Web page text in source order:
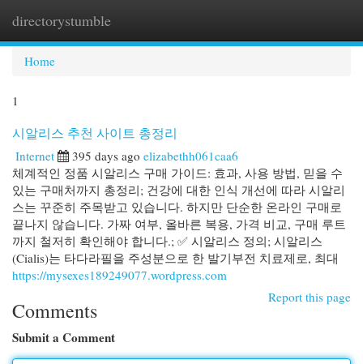
directorystumble
Home
1
시알리스 추천 사이트 총정리
Internet 395 days ago elizabethh061caa6
체계적인 정품 시알리스 구매 가이드: 효과, 사용 방법, 믿을 수
있는 구매처까지 총정리; 건강에 대한 인식 개선에 따라 시알리
스는 꾸준히 주목받고 있습니다. 하지만 단순한 온라인 구매로
끝나지 않습니다. 가짜 여부, 올바른 복용, 가격 비교, 구매 루트
까지 철저히 확인해야 합니다.; ✅ 시알리스 정의; 시알리스
(Cialis)는 타다라필을 주성분으로 한 발기부전 치료제로, 최대
https://mysexes189249077.wordpress.com
Report this page
Comments
Submit a Comment